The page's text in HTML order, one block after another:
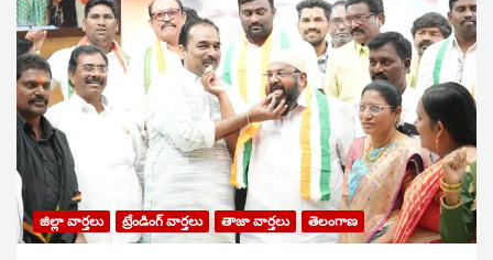
జిల్లా వార్తలు ట్రేండింగ్ వార్తలు తాజా వార్తలు తెలంగాణ